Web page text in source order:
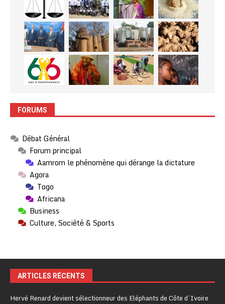
FORUMS
Débat Général
Forum principal
Aamrom le phénomène qui dérange la dictature
Agora
Togo
Africana
Business
Culture, Société & Sports
ARTICLES RÉCENTS
Hervé Renard devient sélectionneur des Eléphants de Côte d’Ivoire